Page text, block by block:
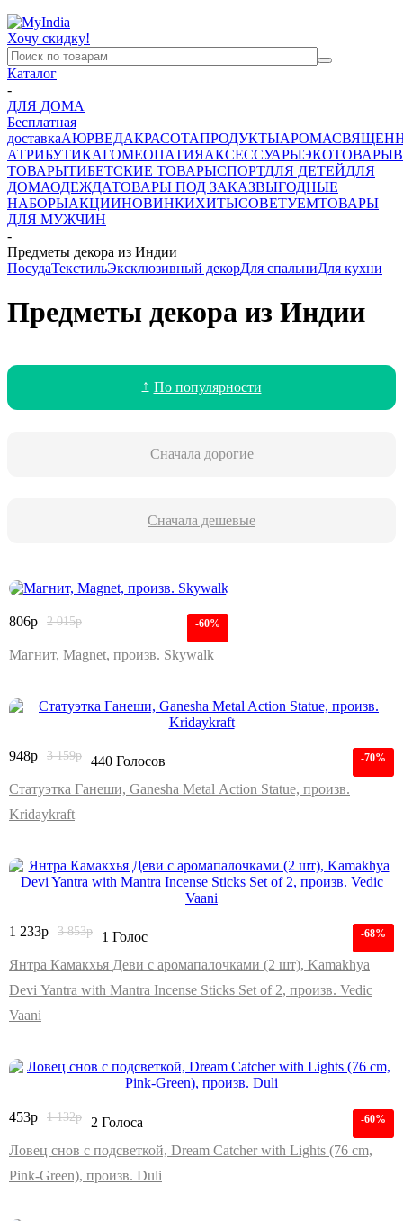
Хочу скидку!
Каталог
-
ДЛЯ ДОМА
Бесплатная
доставкаАЮРВЕДАКРАСОТАПРОДУКТЫАРОМА
АТРИБУТИКАГОМЕОПАТИЯАКСЕССУАРЫЭКОТОВАРЫ
ТОВАРЫТИБЕТСКИЕ ТОВАРЫСПОРТДЛЯ ДЕТЕЙДЛЯ
ДОМАОДЕЖДАТОВАРЫ ПОД ЗАКАЗВЫГОДНЫЕ
НАБОРЫАКЦИИНОВИНКИХИТЫСОВЕТУЕМТОВАРЫ
ДЛЯ МУЖЧИН
-
Предметы декора из Индии
ПосудаТекстильЭксклюзивный декорДля спальниДля кухни
Предметы декора из Индии
По популярности
Сначала дорогие
Сначала дешевые
-60%
806р 2 015р
Магнит, Magnet, произв. Skywalk
-70%
948р 3 159р
440 Голосов
Статуэтка Ганеши, Ganesha Metal Action Statue, произв.
Kridaykraft
-68%
1 233р 3 853р
1 Голос
Янтра Камакхья Деви с аромапалочками (2 шт), Kamakhya
Devi Yantra with Mantra Incense Sticks Set of 2, произв. Vedic
Vaani
-60%
453р 1 132р
2 Голоса
Ловец снов с подсветкой, Dream Catcher with Lights (76 cm,
Pink-Green), произв. Duli